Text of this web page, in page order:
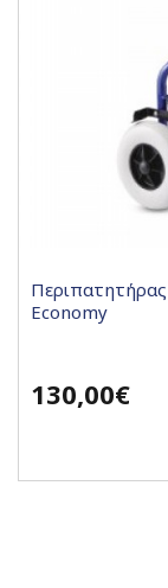
Economy
130,00€